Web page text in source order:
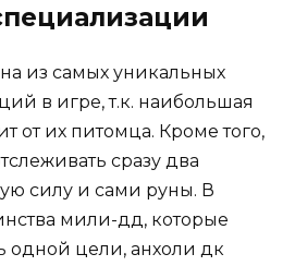
из самых уникальных
в игре, т.к. наибольшая
от их питомца. Кроме того,
сразу два
силу и сами руны. В
мили-дд, которые
одной цели, анхоли дк